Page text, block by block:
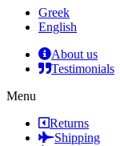
Greek
English
About us
Testimonials
Menu
Returns
Shipping